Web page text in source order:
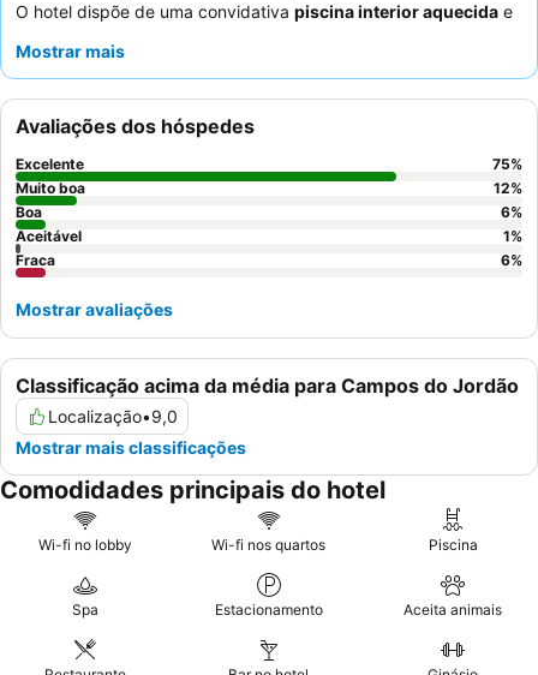
O hotel dispõe de uma convidativa piscina interior aquecida e
de relaxamento e fitness. Os hóspedes elogiam
buffet de pequeno-almoço
variedade de opções frescas e de alta qualidade. Para uma
experiência mais tranquila, considere pedir um quarto num
piso
superior
Mostrar mais
Classificação acima da média para Campos do Jordão
Localização•9,0
Mostrar mais classificações
Avaliações dos hóspedes
Excelente 75%
Muito boa
12%
Boa
6%
Aceitável
1%
Fraca
6%
Mostrar avaliações
Comodidades principais do hotel
Wi-fi no lobby Wi-fi nos quartos Piscina
Spa Estacionamento Aceita animais